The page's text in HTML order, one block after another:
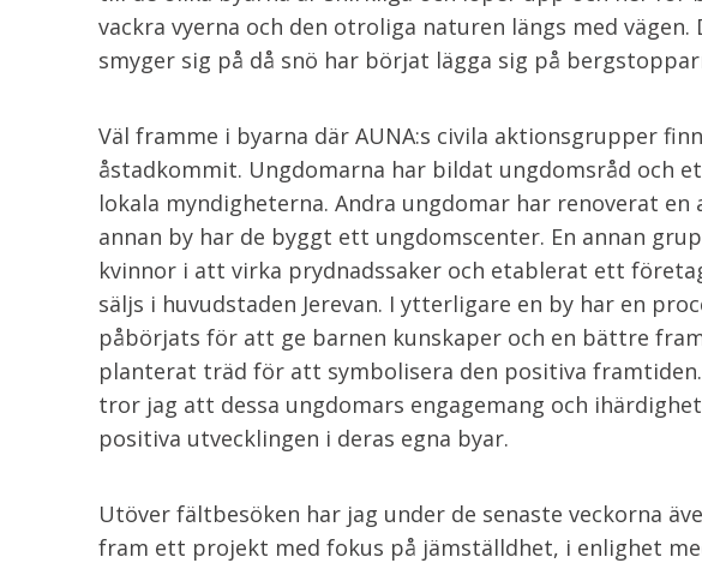
vackra vyerna och den otroliga naturen längs med
smyger sig på då snö har börjat lägga sig på
Väl framme i byarna där AUNA:s civila aktionsgrupper
åstadkommit. Ungdomarna har bildat ungdomsråd och
lokala myndigheterna. Andra ungdomar har renoverat
annan by har de byggt ett ungdomscenter. En annan
kvinnor i att virka prydnadssaker och etablerat ett
säljs i huvudstaden Jerevan. I ytterligare en by har en
påbörjats för att ge barnen kunskaper och en bättre
planterat träd för att symbolisera den positiva
tror jag att dessa ungdomars engagemang och
positiva utvecklingen i deras egna byar.
Utöver fältbesöken har jag under de senaste veckorna
fram ett projekt med fokus på jämställdhet, i enlighet